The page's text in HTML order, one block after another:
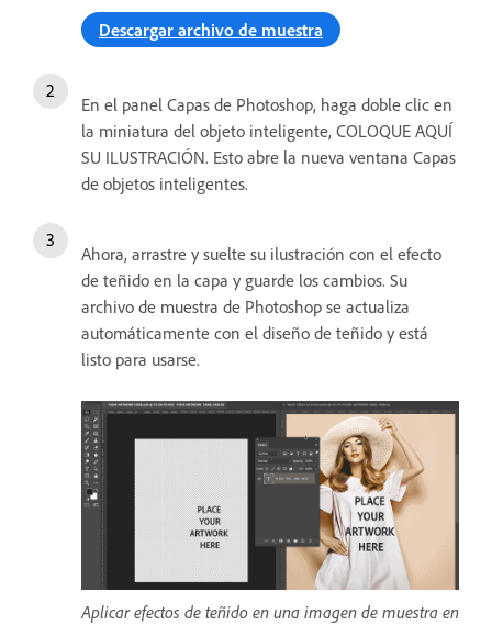
Descargar archivo de muestra
En el panel Capas de Photoshop, haga doble clic en
la miniatura del objeto inteligente, COLOQUE AQUÍ
SU ILUSTRACIÓN. Esto abre la nueva ventana Capas
de objetos inteligentes.
Ahora, arrastre y suelte su ilustración con el efecto
de teñido en la capa y guarde los cambios. Su
archivo de muestra de Photoshop se actualiza
automáticamente con el diseño de teñido y está
listo para usarse.
Aplicar efectos de teñido en una imagen de muestra en